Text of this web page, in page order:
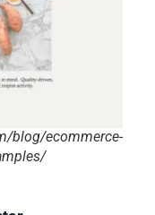
blog/ecommerce-